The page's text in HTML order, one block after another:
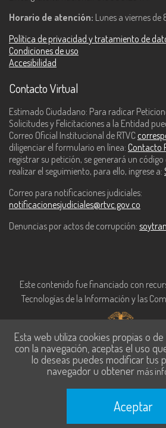
Horario de atención: Lunes a viernes
Política de privacidad y tratamiento de
Condiciones de uso
Accesibilidad
Contacto Virtual
Estimado Ciudadano: Para radicar
Solicitudes y Felicitaciones a la Entidad
Correo Oficial Institucional de RTVC
diligenciar el formulario en línea: Contacto
registrar su petición, se generará un
realizar el seguimiento, para ello, ingrese a:
Correo para notificaciones judiciales:
notificacionesjudiciales@rtvc.gov.co
Denuncias por actos de corrupción:
Este contenido fue financiado con
Tecnologías de la Información y las
Esta web utiliza cookies propias o
con la navegación, aceptas el uso
lo deseas puedes modificar tus
navegador u obtener más
Aceptar